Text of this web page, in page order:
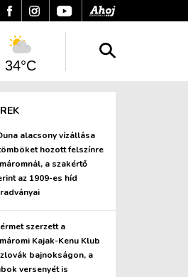
34°C
alacsony vízállása
hozott felszínre
a szakértő
az 1909-es híd
szerzett a
Kajak-Kenu Klub
bajnokságon, a
versenyét is